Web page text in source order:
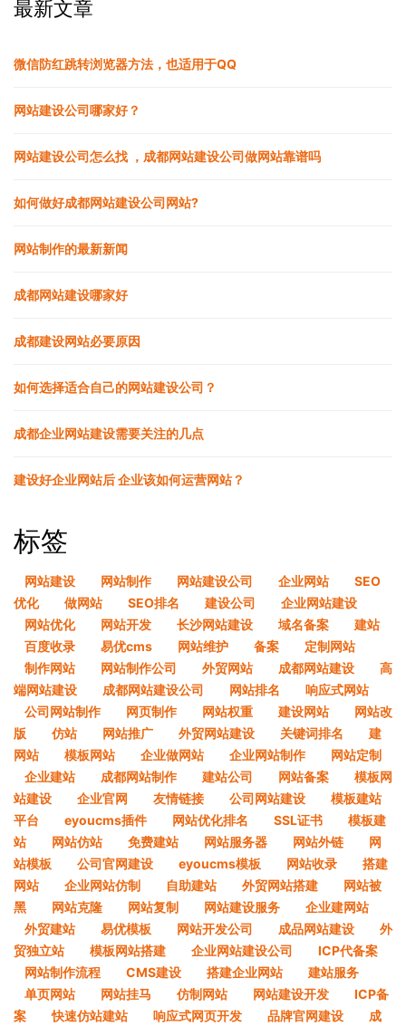
最新文章
微信防红跳转浏览器方法，也适用于QQ
网站建设公司哪家好？
网站建设公司怎么找 ，成都网站建设公司做网站靠谱吗
如何做好成都网站建设公司网站?
网站制作的最新新闻
成都网站建设哪家好
成都建设网站必要原因
如何选择适合自己的网站建设公司？
成都企业网站建设需要关注的几点
建设好企业网站后 企业该如何运营网站？
标签
网站建设 网站制作 网站建设公司 企业网站
SEO
优化
做网站 SEO排名 建设公司
企业网站建设
网站优化
网站开发 长沙网站建设 域名备案
建站
百度收录
易优cms 网站维护 备案
定制网站
制作网站
网站制作公司 外贸网站 成都网站建设
高
端网站建设
成都网站建设公司 网站排名
响应式网站
公司网站制作
网页制作 网站权重 建设网站
网站改
版
仿站 网站推广 外贸网站建设 关键词排名
建
网站
模板网站 企业做网站 企业网站制作
网站定制
企业建站
成都网站制作 建站公司 网站备案
模板网
站建设
企业官网 友情链接 公司网站建设
模板建站
平台
eyoucms插件 网站优化排名 SSL证书
模板建
站
网站仿站 免费建站 网站服务器 网站外链
网
站模板
公司官网建设 eyoucms模板 网站收录
搭建
网站
企业网站仿制 自助建站 外贸网站搭建
网站被
黑
网站克隆 网站复制 网站建设服务
企业建网站
外贸建站
易优模板 网站开发公司 成品网站建设
外
贸独立站
模板网站搭建 企业网站建设公司
ICP代备案
网站制作流程
CMS建设 搭建企业网站
建站服务
单页网站
网站挂马 仿制网站 网站建设开发
ICP备
案
快速仿站建站 响应式网页开发 品牌官网建设
成